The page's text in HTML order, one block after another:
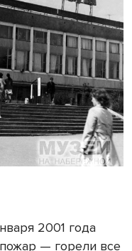
2001 года
— горели все